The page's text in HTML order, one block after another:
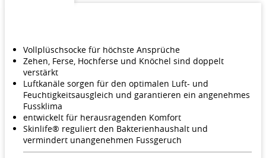
Vollplüschsocke für höchste Ansprüche
Zehen, Ferse, Hochferse und Knöchel sind doppelt
verstärkt
Luftkanäle sorgen für den optimalen Luft- und
Feuchtigkeitsausgleich und garantieren ein angenehmes
Fussklima
entwickelt für herausragenden Komfort
Skinlife® reguliert den Bakterienhaushalt und
vermindert unangenehmen Fussgeruch